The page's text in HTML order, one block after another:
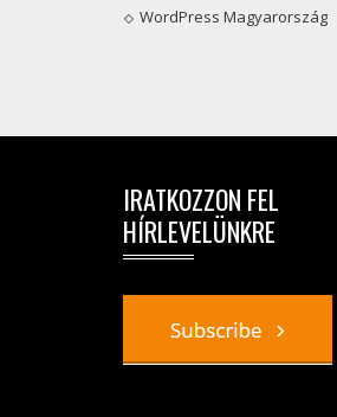
WordPress Magyarország
IRATKOZZON FEL
HÍRLEVELÜNKRE